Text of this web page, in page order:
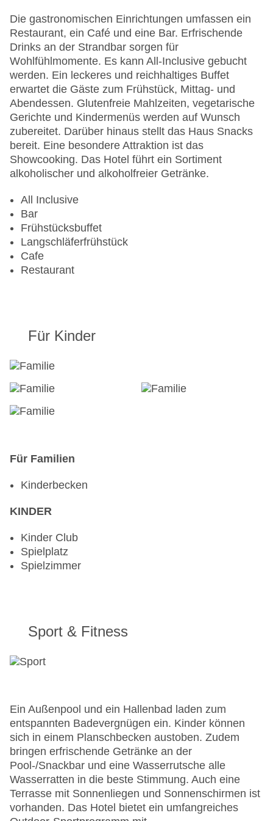
Minimarkt
Anzahl der Konferenzräume: 2
Anzahl der Aufzüge: 1
Zimmerservice
Sonnenterrasse
Gesamtanzahl der Stockwerke: 5
Gesamtanzahl der Zimmer: 213
Pools:Kinderbecken, Indoor Pool, Outdoor Pool,
Sonnenschirme am Pool, Liegen am Pool,
Wasserrutsche
Zahlungsarten: EC Maestro, Mastercard, Visa
Landeskategorie: 5 Sterne
Die gastronomischen Einrichtungen umfassen ein
Restaurant, ein Café und eine Bar. Erfrischende
Drinks an der Strandbar sorgen für
Wohlfühlmomente. Es kann All-Inclusive gebucht
werden. Ein leckeres und reichhaltiges Buffet
erwartet die Gäste zum Frühstück, Mittag- und
Abendessen. Glutenfreie Mahlzeiten, vegetarische
Gerichte und Kindermenüs werden auf Wunsch
zubereitet. Darüber hinaus stellt das Haus Snacks
bereit. Eine besondere Attraktion ist das
Showcooking. Das Hotel führt ein Sortiment
alkoholischer und alkoholfreier Getränke.
All Inclusive
Bar
Frühstücksbuffet
Langschläferfrühstück
Cafe
Restaurant
Für Kinder
Für Familien
Kinderbecken
KINDER
Kinder Club
Spielplatz
Spielzimmer
Sport & Fitness
Ein Außenpool und ein Hallenbad laden zum
entspannten Badevergnügen ein. Kinder können
sich in einem Planschbecken austoben. Zudem
bringen erfrischende Getränke an der
Pool-/Snackbar und eine Wasserrutsche alle
Wasserratten in die beste Stimmung. Auch eine
Terrasse mit Sonnenliegen und Sonnenschirmen ist
vorhanden. Das Hotel bietet ein umfangreiches